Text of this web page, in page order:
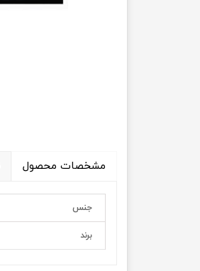
مشخصات محصول
جنس
برند